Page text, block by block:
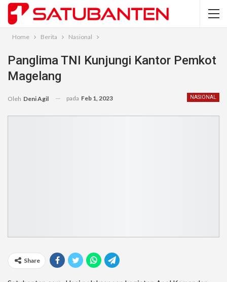
Home Berita Nasional
Panglima TNI Kunjungi Kantor Pemkot
Magelang
NASIONAL
Oleh Deni Agil pada Feb 1, 2023
Share